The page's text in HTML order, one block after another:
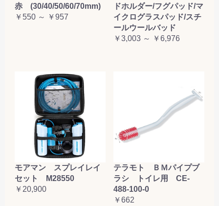
赤 (30/40/50/60/70mm)
￥550 ～ ￥957
ドホルダー/フグパッド/マ
イクログラスパッド/スチ
ールウールバッド
￥3,003 ～ ￥6,976
モアマン スプレイレイ
セット M28550
￥20,900
テラモト ＢＭパイプブ
ラシ トイレ用 CE-
488-100-0
￥662